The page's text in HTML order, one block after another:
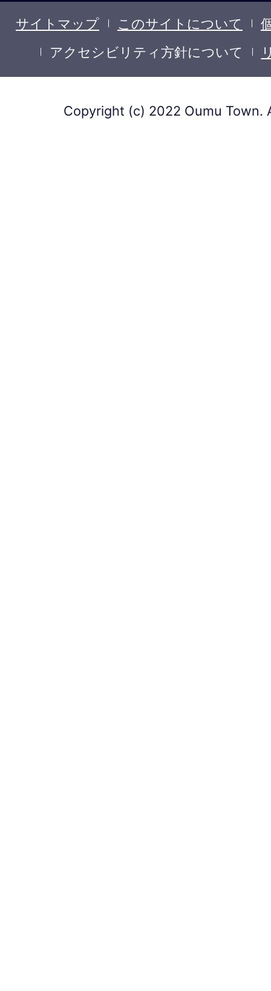
サイトマップ このサイトについて
アクセシビリティ方針について
Copyright (c) 2022 Oumu Town.